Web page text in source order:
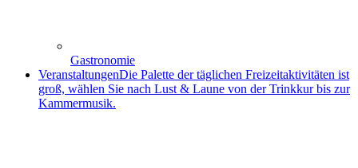
Gastronomie
VeranstaltungenDie Palette der täglichen Freizeitaktivitäten ist
groß, wählen Sie nach Lust & Laune von der Trinkkur bis zur
Kammermusik.